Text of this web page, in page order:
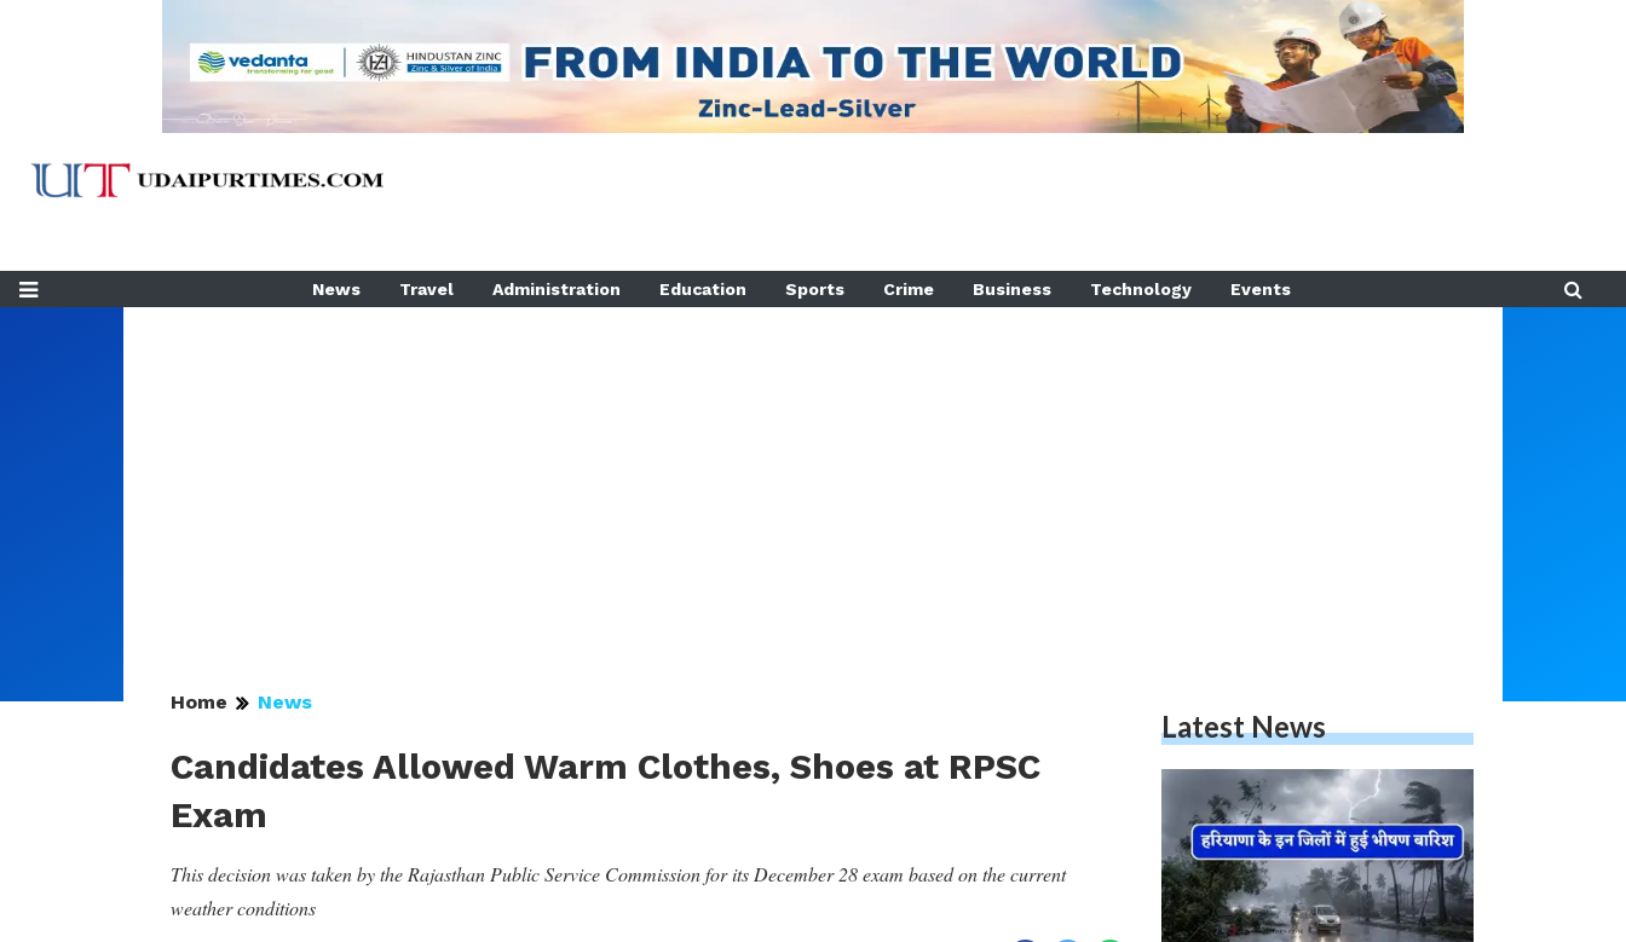
News Travel Administration Education Sports Crime Business Technology Events
Home News
Candidates Allowed Warm Clothes, Shoes at RPSC
Exam
This decision was taken by the Rajasthan Public Service Commission for its December 28 exam based on the current
weather conditions
Latest News